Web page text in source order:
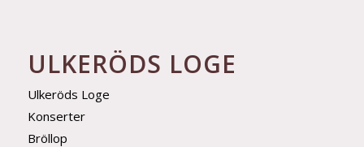
ULKERÖDS LOGE
Ulkeröds Loge
Konserter
Bröllop